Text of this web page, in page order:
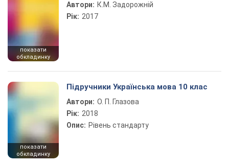
показати
обкладинку
Автори: К.М. Задорожній
Рік: 2017
показати
обкладинку
Підручники Українська мова 10 клас
Автори: О. П. Глазова
Рік: 2018
Опис: Рівень стандарту